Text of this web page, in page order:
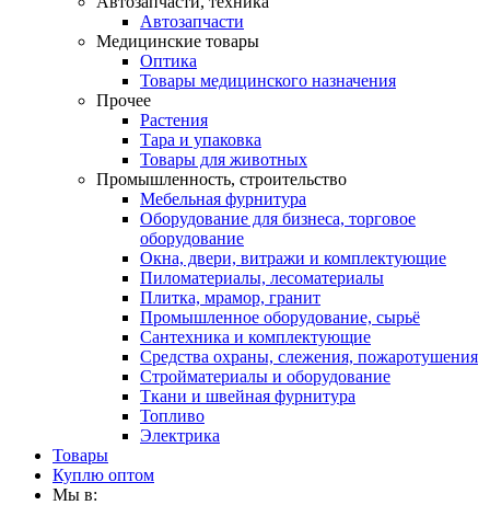
Автозапчасти
Медицинские товары
Оптика
Товары медицинского назначения
Прочее
Растения
Тара и упаковка
Товары для животных
Промышленность, строительство
Мебельная фурнитура
Оборудование для бизнеса, торговое
оборудование
Окна, двери, витражи и комплектующие
Пиломатериалы, лесоматериалы
Плитка, мрамор, гранит
Промышленное оборудование, сырьё
Сантехника и комплектующие
Средства охраны, слежения, пожаротушения
Стройматериалы и оборудование
Ткани и швейная фурнитура
Топливо
Электрика
Товары
Куплю оптом
Мы в: